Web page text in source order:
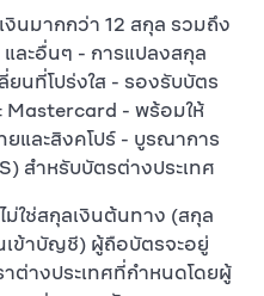
งินมากกว่า 12 สกุล รวมถึง
และอื่นๆ - การแปลงสกุล
นที่โปร่งใส - รองรับบัตร
Mastercard - พร้อมให้
ยและสิงคโปร์ - บูรณาการ
สำหรับบัตรต่างประเทศ
ม่ใช่สกุลเงินต้นทาง (สกุล
เข้าบัญชี) ผู้ถือบัตรจะอยู่
ต่างประเทศที่กำหนดโดยผู้